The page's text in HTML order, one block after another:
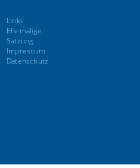
Links
Ehemalige
Satzung
Impressum
Datenschutz